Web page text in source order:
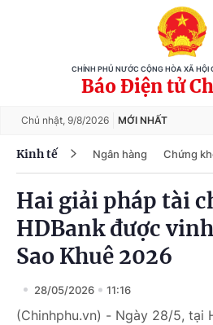
CHÍNH PHỦ NƯỚC CỘNG HÒA XÃ HỘI
Báo Điện tử
Chủ nhật, 9/8/2026 MỚI NHẤT
Kinh tế Ngân hàng Chứng
Hai giải pháp tài
HDBank được
Sao Khuê 2026
28/05/2026 11:16
(Chinhphu.vn) - Ngày 28/5, tại